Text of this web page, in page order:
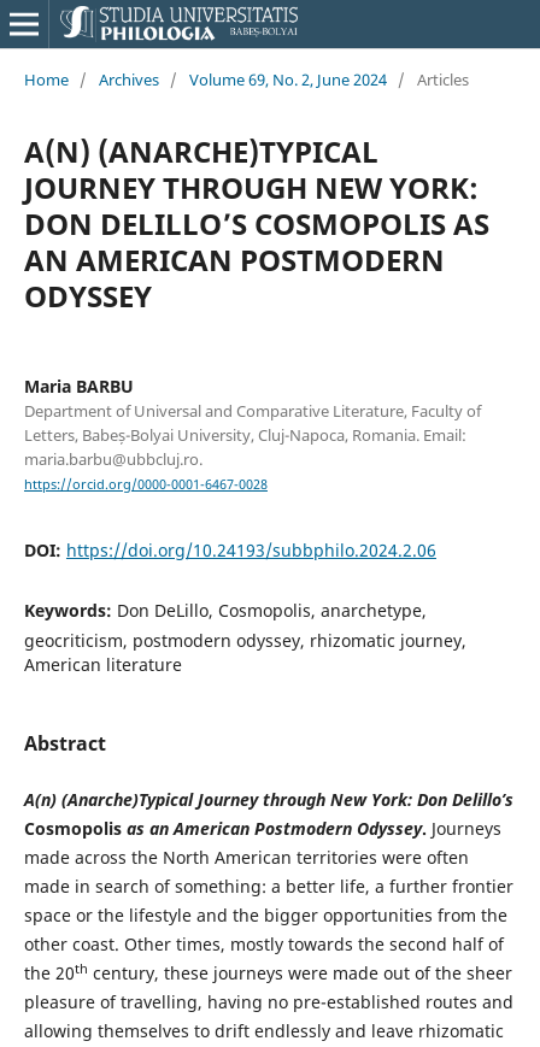
Home / Archives / Volume 69, No. 2, June 2024 / Articles
A(N) (ANARCHE)TYPICAL
JOURNEY THROUGH NEW YORK:
DON DELILLO’S COSMOPOLIS AS
AN AMERICAN POSTMODERN
ODYSSEY
Maria BARBU
Department of Universal and Comparative Literature, Faculty of
Letters, Babeș-Bolyai University, Cluj-Napoca, Romania. Email:
maria.barbu@ubbcluj.ro.
https://orcid.org/0000-0001-6467-0028
DOI: https://doi.org/10.24193/subbphilo.2024.2.06
Keywords: Don DeLillo, Cosmopolis, anarchetype,
geocriticism, postmodern odyssey, rhizomatic journey,
American literature
Abstract
A(n) (Anarche)Typical Journey through New York: Don Delillo’s
Cosmopolisas an American Postmodern Odyssey. Journeys
made across the North American territories were often
made in search of something: a better life, a further frontier
space or the lifestyle and the bigger opportunities from the
other coast. Other times, mostly towards the second half of
the 20th century, these journeys were made out of the sheer
pleasure of travelling, having no pre-established routes and
allowing themselves to drift endlessly and leave rhizomatic